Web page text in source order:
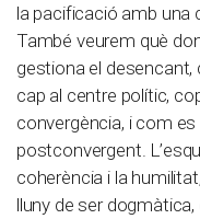
la pacificació amb una
També veurem què
gestiona el desencant,
cap al centre polític,
convergència, i com
postconvergent.
coherència i la
lluny de ser